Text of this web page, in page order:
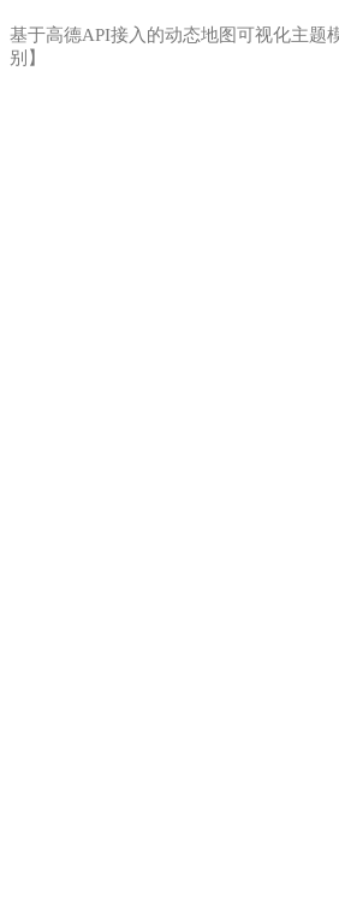
基于高德API接入的动态地图可视化主题
别】